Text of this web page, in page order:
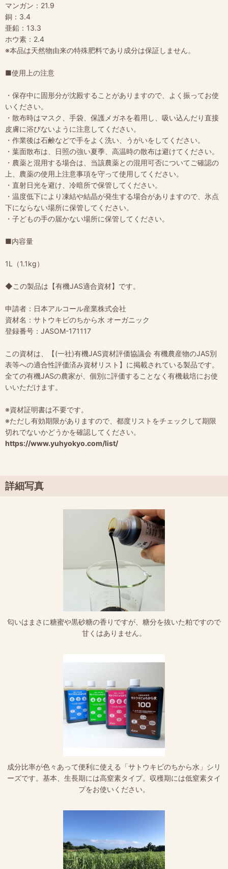
マンガン：21.9
銅：3.4
亜鉛：13.3
ホウ素：2.4
※本品は天然物由来の特殊肥料であり成分は保証しません。
■使用上の注意
・保存中に固形分が沈殿することがありますので、よく振ってお使
いください。
・散布時はマスク、手袋、保護メガネを着用し、吸い込んだり直接
皮膚に浴びないように注意してください。
・作業後は石鹸などで手をよく洗い、うがいをしてください。
・葉面散布は、日照の強い夏季、高温時の散布は避けてください。
・農薬と混用する場合は、当該農薬との混用可否についてご確認の
上、農薬の使用上注意事項を守って使用してください。
・直射日光を避け、冷暗所で保管してください。
・温度低下により凍結や結晶が発生する場合がありますので、氷点
下にならない場所に保管してください。
・子どもの手の届かない場所に保管してください。
■内容量
1L（1.1kg）
◆この製品は【有機JAS適合資材】です。
申請者：日本アルコール産業株式会社
資材名：サトウキビのちから水 オーガニック
登録番号：JASOM-171117
この資材は、【(一社)有機JAS資材評価協議会 有機農産物のJAS別
表等への適合性評価済み資材リスト】に掲載されている製品です。
全ての有機JASの農家が、個別に評価することなく有機栽培にお使
いいただけます。
※資材証明書は不要です。
※ただし有効期限がありますので、都度リストをチェックして期限
切れでないかどうかを確認してください。
https://www.yuhyokyo.com/list/
詳細写真
匂いはまさに糖蜜や黒砂糖の香りですが、糖分を抜いた粕ですので
甘くはありません。
成分比率が色々あって便利に使える「サトウキビのちから水」シリ
ーズです。基本、生長期には高窒素タイプ。収穫期には低窒素タイ
プをお使いください。